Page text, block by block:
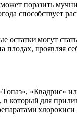
поразить
способствует
могут
плодах, проявляя
«Квадрис»
который для
хлорокиси